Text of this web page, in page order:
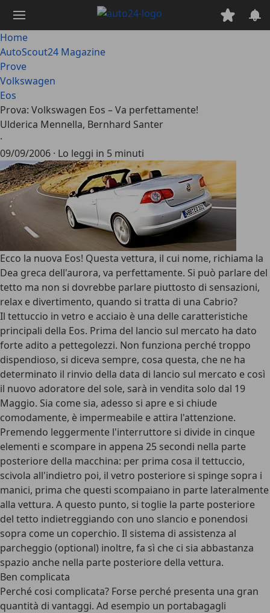
contenuto
principale
Home
AutoScout24 Magazine
Prove
Volkswagen
Eos
Prova: Volkswagen Eos – Va perfettamente!
Ulderica Mennella, Bernhard Santer
·
09/09/2006 · Lo leggi in 5 minuti
Ecco la nuova Eos! Questa vettura, il cui nome, richiama la
Dea greca dell'aurora, va perfettamente. Si può parlare del
tetto ma non si dovrebbe parlare piuttosto di sensazioni,
relax e divertimento, quando si tratta di una Cabrio?
Il tettuccio in vetro e acciaio è una delle caratteristiche
principali della Eos. Prima del lancio sul mercato ha dato
forte adito a pettegolezzi. Non funziona perché troppo
dispendioso, si diceva sempre, cosa questa, che ne ha
determinato il rinvio della data di lancio sul mercato e così
il nuovo adoratore del sole, sarà in vendita solo dal 19
Maggio. Sia come sia, adesso si apre e si chiude
comodamente, è impermeabile e attira l'attenzione.
Premendo leggermente l'interruttore si divide in cinque
elementi e scompare in appena 25 secondi nella parte
posteriore della macchina: per prima cosa il tettuccio,
scivola all'indietro poi, il vetro posteriore si spinge sopra i
manici, prima che questi scompaiano in parte lateralmente
alla vettura. A questo punto, si toglie la parte posteriore
del tetto indietreggiando con uno slancio e ponendosi
sopra come un coperchio. Il sistema di assistenza al
parcheggio (optional) inoltre, fa sì che ci sia abbastanza
spazio anche nella parte posteriore della vettura.
Ben complicata
Perché cosi complicata? Forse perché presenta una gran
quantità di vantaggi. Ad esempio un portabagagli